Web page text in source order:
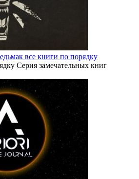
все книги по порядку
Серия замечательных книг